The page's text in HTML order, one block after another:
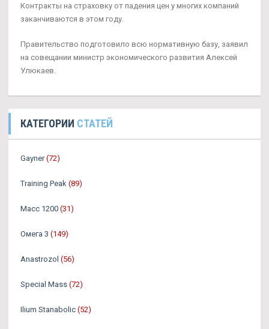
Контракты на страховку от падения цен у многих компаний
заканчиваются в этом году.
Правительство подготовило всю нормативную базу, заявил
на совещании министр экономического развития Алексей
Улюкаев.
КАТЕГОРИИ СТАТЕЙ
Gayner (72)
Training Peak (89)
Масс 1200 (31)
Омега 3 (149)
Аnastrozol (56)
Special Mass (72)
Ilium Stanabolic (52)